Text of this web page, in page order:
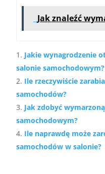
Jak znaleźć
Jakie wynagrodzenie
salonie samochodowym?
Ile rzeczywiście
samochodów?
Jak zdobyć
samochodowym?
Ile naprawdę może
samochodów w salonie?